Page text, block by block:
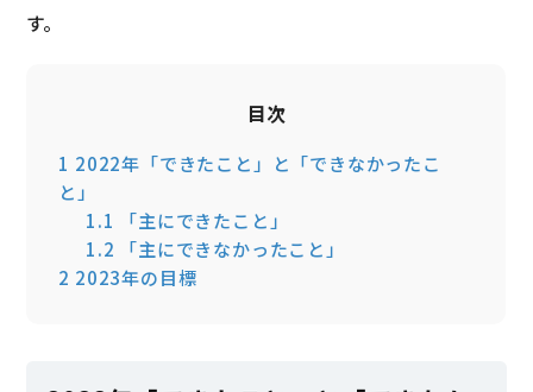
す。
目次
1 2022年「できたこと」と「できなかったこ
と」
1.1
「主にできたこと」
1.2 「主にできなかったこと」
2 2023年の目標